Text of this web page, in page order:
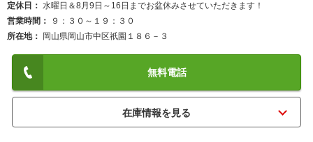
定休日
水曜日＆8月9日～16日までお盆休みさせていただきます！
営業時間
９：３０～１９：３０
所在地
岡山県岡山市中区祇園１８６－３
無料電話